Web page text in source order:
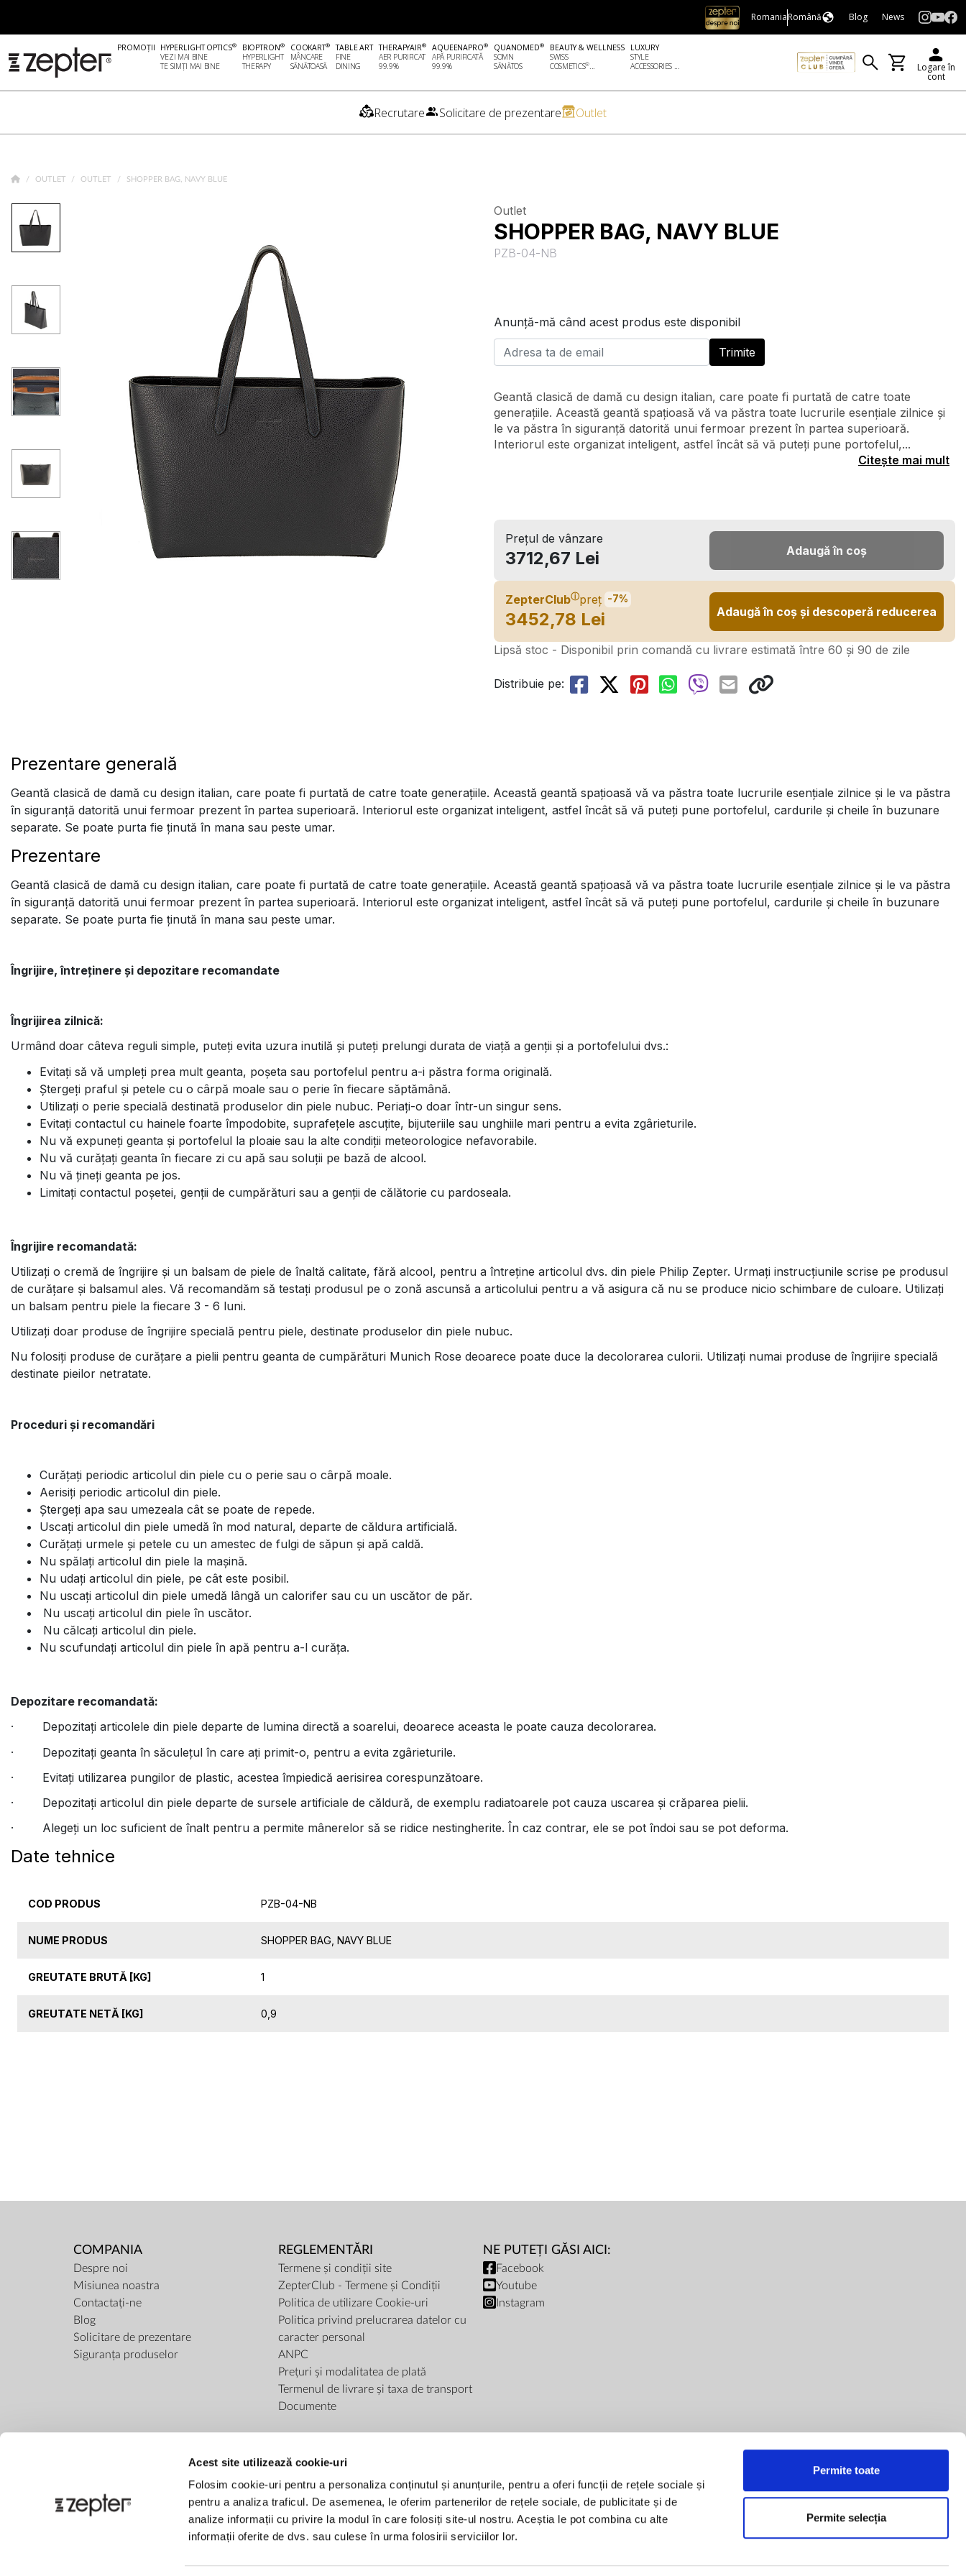
Acest site utilizează cookie-uri
Folosim cookie-uri pentru a personaliza conținutul și anunțurile, pentru a oferi funcții de rețele sociale și
pentru a analiza traficul. De asemenea, le oferim partenerilor de rețele sociale, de publicitate și de
analize informații cu privire la modul în care folosiți site-ul nostru. Aceștia le pot combina cu alte
informații oferite de dvs. sau culese în urma folosirii serviciilor lor.
Permite toate
Permite selecția
RomaniaRomână Blog News
PROMOȚII HYPERLIGHT OPTICS®
VEZI MAI BINE
TE SIMȚI MAI BINE
BIOPTRON®
HYPERLIGHT
THERAPY
COOKART®
MÂNCARE
SĂNĂTOASĂ
TABLE ART
FINE
DINING
THERAPYAIR®
AER PURIFICAT
99.9%
AQUEENAPRO®
APĂ PURIFICATĂ
99.9%
QUANOMED®
SOMN
SĂNĂTOS
BEAUTY & WELLNESS
SWISS
COSMETICS®...
LUXURY
STYLE
ACCESSORIES ...
Logare în
cont
Recrutare Solicitare de prezentare Outlet
OUTLET OUTLET SHOPPER BAG, NAVY BLUE
Outlet
SHOPPER BAG, NAVY BLUE
PZB-04-NB
Anunță-mă când acest produs este disponibil
Geantă clasică de damă cu design italian, care poate fi purtată de catre toate
generațiile. Această geantă spațioasă vă va păstra toate lucrurile esențiale zilnice și
le va păstra în siguranță datorită unui fermoar prezent în partea superioară.
Interiorul este organizat inteligent, astfel încât să vă puteți pune portofelul,...
Citește mai mult
Prețul de vânzare
3712,67 Lei Adaugă în coș
ZepterClubⓘpreț -7%
3452,78 Lei Adaugă în coș și descoperă reducerea
Lipsă stoc - Disponibil prin comandă cu livrare estimată între 60 și 90 de zile
Distribuie pe:
Prezentare generală
Geantă clasică de damă cu design italian, care poate fi purtată de catre toate generațiile. Această geantă spațioasă vă va păstra toate lucrurile esențiale zilnice și le va păstra
în siguranță datorită unui fermoar prezent în partea superioară. Interiorul este organizat inteligent, astfel încât să vă puteți pune portofelul, cardurile și cheile în buzunare
separate. Se poate purta fie ținută în mana sau peste umar.
Prezentare
Geantă clasică de damă cu design italian, care poate fi purtată de catre toate generațiile. Această geantă spațioasă vă va păstra toate lucrurile esențiale zilnice și le va păstra
în siguranță datorită unui fermoar prezent în partea superioară. Interiorul este organizat inteligent, astfel încât să vă puteți pune portofelul, cardurile și cheile în buzunare
separate. Se poate purta fie ținută în mana sau peste umar.
Îngrijire, întreținere și depozitare recomandate
Îngrijirea zilnică:
Urmând doar câteva reguli simple, puteți evita uzura inutilă și puteți prelungi durata de viață a genții și a portofelului dvs.:
Evitați să vă umpleți prea mult geanta, poșeta sau portofelul pentru a-i păstra forma originală.
Ștergeți praful și petele cu o cârpă moale sau o perie în fiecare săptămână.
Utilizați o perie specială destinată produselor din piele nubuc. Periați-o doar într-un singur sens.
Evitați contactul cu hainele foarte împodobite, suprafețele ascuțite, bijuteriile sau unghiile mari pentru a evita zgârieturile.
Nu vă expuneți geanta și portofelul la ploaie sau la alte condiții meteorologice nefavorabile.
Nu vă curățați geanta în fiecare zi cu apă sau soluții pe bază de alcool.
Nu vă țineți geanta pe jos.
Limitați contactul poșetei, genții de cumpărături sau a genții de călătorie cu pardoseala.
Îngrijire recomandată:
Utilizați o cremă de îngrijire și un balsam de piele de înaltă calitate, fără alcool, pentru a întreține articolul dvs. din piele Philip Zepter. Urmați instrucțiunile scrise pe produsul
de curățare și balsamul ales. Vă recomandăm să testați produsul pe o zonă ascunsă a articolului pentru a vă asigura că nu se produce nicio schimbare de culoare. Utilizați
un balsam pentru piele la fiecare 3 - 6 luni.
Utilizați doar produse de îngrijire specială pentru piele, destinate produselor din piele nubuc.
Nu folosiți produse de curățare a pielii pentru geanta de cumpărături Munich Rose deoarece poate duce la decolorarea culorii. Utilizați numai produse de îngrijire specială
destinate pieilor netratate.
Proceduri și recomandări
Curățați periodic articolul din piele cu o perie sau o cârpă moale.
Aerisiți periodic articolul din piele.
Ștergeți apa sau umezeala cât se poate de repede.
Uscați articolul din piele umedă în mod natural, departe de căldura artificială.
Curățați urmele și petele cu un amestec de fulgi de săpun și apă caldă.
Nu spălați articolul din piele la mașină.
Nu udați articolul din piele, pe cât este posibil.
Nu uscați articolul din piele umedă lângă un calorifer sau cu un uscător de păr.
Nu uscați articolul din piele în uscător.
Nu călcați articolul din piele.
Nu scufundați articolul din piele în apă pentru a-l curăța.
Depozitare recomandată:
· Depozitați articolele din piele departe de lumina directă a soarelui, deoarece aceasta le poate cauza decolorarea.
· Depozitați geanta în săculețul în care ați primit-o, pentru a evita zgârieturile.
· Evitați utilizarea pungilor de plastic, acestea împiedică aerisirea corespunzătoare.
· Depozitați articolul din piele departe de sursele artificiale de căldură, de exemplu radiatoarele pot cauza uscarea și crăparea pielii.
· Alegeți un loc suficient de înalt pentru a permite mânerelor să se ridice nestingherite. În caz contrar, ele se pot îndoi sau se pot deforma.
Date tehnice
COD PRODUS PZB-04-NB
NUME PRODUS SHOPPER BAG, NAVY BLUE
GREUTATE BRUTĂ [KG] 1
GREUTATE NETĂ [KG] 0,9
COMPANIA
Despre noi
Misiunea noastra
Contactați-ne
Blog
Solicitare de prezentare
Siguranța produselor
REGLEMENTĂRI
Termene și condiții site
ZepterClub - Termene și Condiții
Politica de utilizare Cookie-uri
Politica privind prelucrarea datelor cu
caracter personal
ANPC
Prețuri și modalitatea de plată
Termenul de livrare și taxa de transport
Documente
NE PUTEȚI GĂSI AICI:
Facebook
Youtube
Instagram
METODE DE PLATĂ